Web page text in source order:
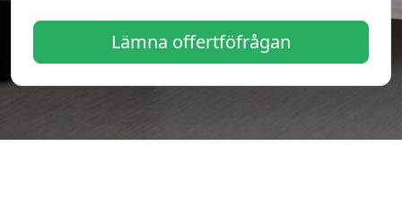
Lämna offertföfrågan